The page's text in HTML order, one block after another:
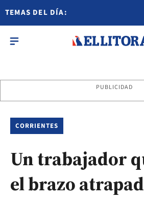
TEMAS DEL DÍA:
PUBLICIDAD
CORRIENTES
Un trabajador
el brazo